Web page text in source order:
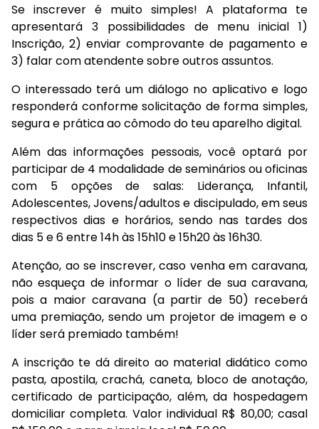
Se inscrever é muito simples! A plataforma te
apresentará 3 possibilidades de menu inicial 1)
Inscrição, 2) enviar comprovante de pagamento e
3) falar com atendente sobre outros assuntos.
O interessado terá um diálogo no aplicativo e logo
responderá conforme solicitação de forma simples,
segura e prática ao cômodo do teu aparelho digital.
Além das informações pessoais, você optará por
participar de 4 modalidade de seminários ou oficinas
com 5 opções de salas: Liderança, Infantil,
Adolescentes, Jovens/adultos e discipulado, em seus
respectivos dias e horários, sendo nas tardes dos
dias 5 e 6 entre 14h às 15h10 e 15h20 às 16h30.
Atenção, ao se inscrever, caso venha em caravana,
não esqueça de informar o líder de sua caravana,
pois a maior caravana (a partir de 50) receberá
uma premiação, sendo um projetor de imagem e o
líder será premiado também!
A inscrição te dá direito ao material didático como
pasta, apostila, crachá, caneta, bloco de anotação,
certificado de participação, além, da hospedagem
domiciliar completa. Valor individual R$ 80,00; casal